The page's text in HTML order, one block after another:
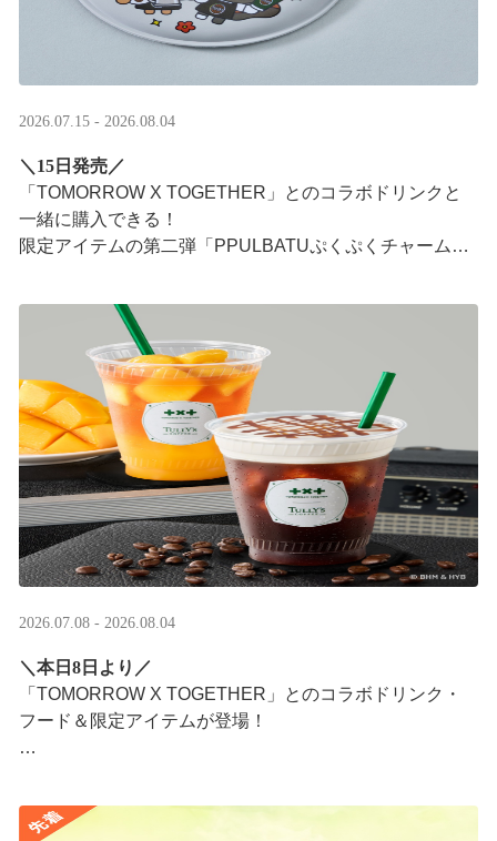
2026.07.15 - 2026.08.04
＼15日発売／
「TOMORROW X TOGETHER」とのコラボドリンクと
一緒に購入できる！​
限定アイテムの第二弾「PPULBATUぷくぷくチャーム」​
2026.07.08 - 2026.08.04
＼本日8日より／
「TOMORROW X TOGETHER」とのコラボドリンク・
フード＆限定アイテムが登場！